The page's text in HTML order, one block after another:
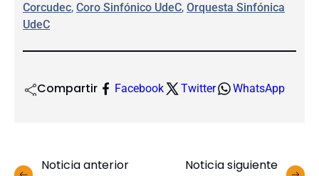
Corcudec, Coro Sinfónico UdeC, Orquesta Sinfónica
UdeC
Compartir Facebook Twitter WhatsApp
Noticia anterior Noticia siguiente